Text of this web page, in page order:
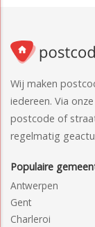
Wij maken
iedereen. Via
postcode of
regelmatig
Populaire
Antwerpen
Gent
Charleroi